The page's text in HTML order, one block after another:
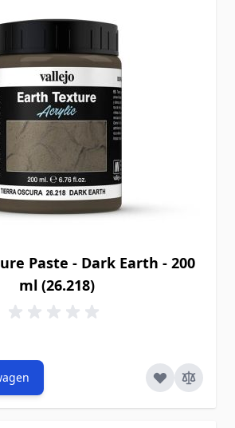
Paste - Dark Earth - 200
ml (26.218)